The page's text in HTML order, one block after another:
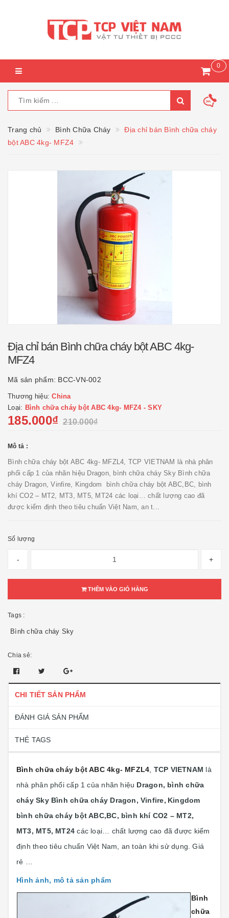
0
Trang chủ Bình Chữa Cháy
Địa chỉ bán Bình chữa cháy
bột ABC 4kg- MFZ4
Địa chỉ bán Bình chữa cháy bột ABC 4kg-
MFZ4
Mã sản phẩm: BCC-VN-002
Thương hiệu:China
Loại: Bình chữa cháy bột ABC 4kg- MFZ4 - SKY
185.000₫ 210.000₫
Mô tả :
Bình chữa cháy bột ABC 4kg- MFZL4, TCP VIETNAM là nhà phân
phối cấp 1 của nhãn hiệu Dragon, bình chữa cháy Sky Bình chữa
cháy Dragon, Vinfire, Kingdom bình chữa cháy bột ABC,BC, bình
khí CO2 – MT2, MT3, MT5, MT24 các loại… chất lượng cao đã
được kiểm định theo tiêu chuẩn Việt Nam, an t...
Số lượng
- +
THÊM VÀO GIỎ HÀNG
Tags :
Bình chữa cháy Sky
Chia sẻ:
CHI TIẾT SẢN PHẨM
ĐÁNH GIÁ SẢN PHẨM
THẺ TAGS
Bình chữa cháy bột ABC 4kg- MFZL4 TCP VIETNAM là
nhà phân phối cấp 1 của nhãn hiệu Dragon, bình chữa
cháy Sky Bình chữa cháy Dragon, Vinfire, Kingdom
bình chữa cháy bột ABC,BC, bình khí CO2 – MT2,
MT3, MT5, MT24các loại… chất lượng cao đã được kiểm
định theo tiêu chuẩn Việt Nam, an toàn khi sử dụng. Giá
rẻ …
Hình ảnh, mô tả sản phẩm
Bình
chữa